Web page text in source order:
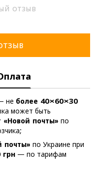
отзыв
не более 40×60×30
может быть
«Новой почты» по
почты» по Украине при
грн — по тарифам